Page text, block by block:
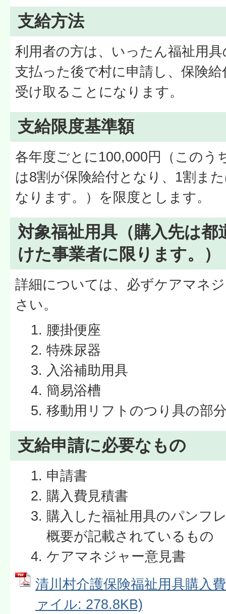
支給方法
利用者の方は、いったん福祉用
支払った後で村に申請し、保険
受け取ることになります。
支給限度基準額
各年度ごとに100,000円（このう
は8割が保険給付となり、1割ま
なります。）を限度とします。
対象福祉用具（購入先は都
けた事業者に限ります。）
詳細については、必ずケアマネ
さい。
腰掛便座
特殊尿器
入浴補助用具
簡易浴槽
移動用リフトのつり具の部
支給申請に必要なもの
申請書
購入費見積書
購入した福祉用具のパンフ
概要が記載されているもの
ケアマネジャー意見書
清川村介護保険福祉用具購入
ァイル: 278.8KB)